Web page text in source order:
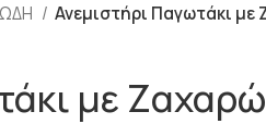
Ανεμιστήρι Παγωτάκι
με